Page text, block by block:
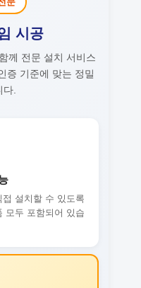
시공
께 전문 설치 서비스
증 기준에 맞는 정밀
다.
설치할 수 있도록
모두 포함되어 있습